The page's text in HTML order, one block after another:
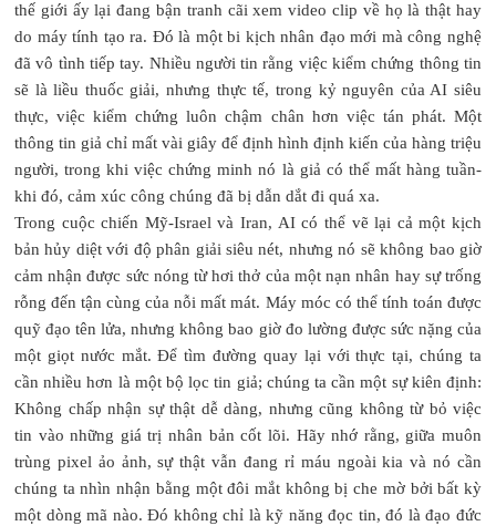
thế giới ấy lại đang bận tranh cãi xem video clip về họ là thật hay
do máy tính tạo ra. Đó là một bi kịch nhân đạo mới mà công nghệ
đã vô tình tiếp tay. Nhiều người tin rằng việc kiểm chứng thông tin
sẽ là liều thuốc giải, nhưng thực tế, trong kỷ nguyên của AI siêu
thực, việc kiểm chứng luôn chậm chân hơn việc tán phát. Một
thông tin giả chỉ mất vài giây để định hình định kiến của hàng triệu
người, trong khi việc chứng minh nó là giả có thể mất hàng tuần-
khi đó, cảm xúc công chúng đã bị dẫn dắt đi quá xa.
Trong cuộc chiến Mỹ-Israel và Iran, AI có thể vẽ lại cả một kịch
bản hủy diệt với độ phân giải siêu nét, nhưng nó sẽ không bao giờ
cảm nhận được sức nóng từ hơi thở của một nạn nhân hay sự trống
rỗng đến tận cùng của nỗi mất mát. Máy móc có thể tính toán được
quỹ đạo tên lửa, nhưng không bao giờ đo lường được sức nặng của
một giọt nước mắt. Để tìm đường quay lại với thực tại, chúng ta
cần nhiều hơn là một bộ lọc tin giả; chúng ta cần một sự kiên định:
Không chấp nhận sự thật dễ dàng, nhưng cũng không từ bỏ việc
tin vào những giá trị nhân bản cốt lõi. Hãy nhớ rằng, giữa muôn
trùng pixel ảo ảnh, sự thật vẫn đang rỉ máu ngoài kia và nó cần
chúng ta nhìn nhận bằng một đôi mắt không bị che mờ bởi bất kỳ
một dòng mã nào. Đó không chỉ là kỹ năng đọc tin, đó là đạo đức